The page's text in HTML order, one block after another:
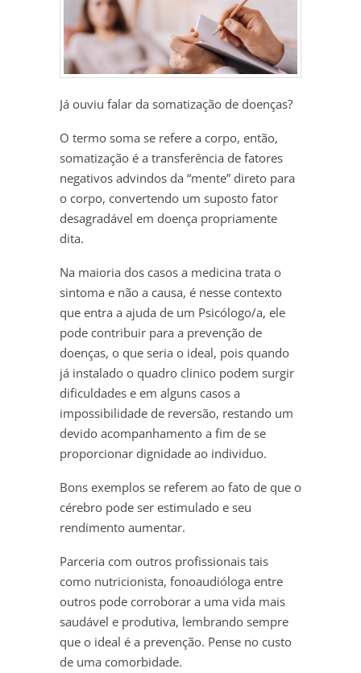
Já ouviu falar da somatização de doenças?
O termo soma se refere a corpo, então,
somatização é a transferência de fatores
negativos advindos da “mente” direto para
o corpo, convertendo um suposto fator
desagradável em doença propriamente
dita.
Na maioria dos casos a medicina trata o
sintoma e não a causa, é nesse contexto
que entra a ajuda de um Psicólogo/a, ele
pode contribuir para a prevenção de
doenças, o que seria o ideal, pois quando
já instalado o quadro clinico podem surgir
dificuldades e em alguns casos a
impossibilidade de reversão, restando um
devido acompanhamento a fim de se
proporcionar dignidade ao individuo.
Bons exemplos se referem ao fato de que o
cérebro pode ser estimulado e seu
rendimento aumentar.
Parceria com outros profissionais tais
como nutricionista, fonoaudióloga entre
outros pode corroborar a uma vida mais
saudável e produtiva, lembrando sempre
que o ideal é a prevenção. Pense no custo
de uma comorbidade.